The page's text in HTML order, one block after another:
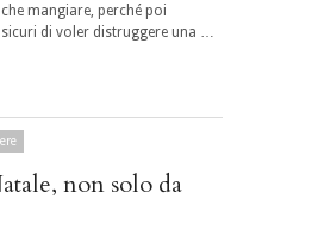
mangiare, perché poi
di voler distruggere una …
non solo da